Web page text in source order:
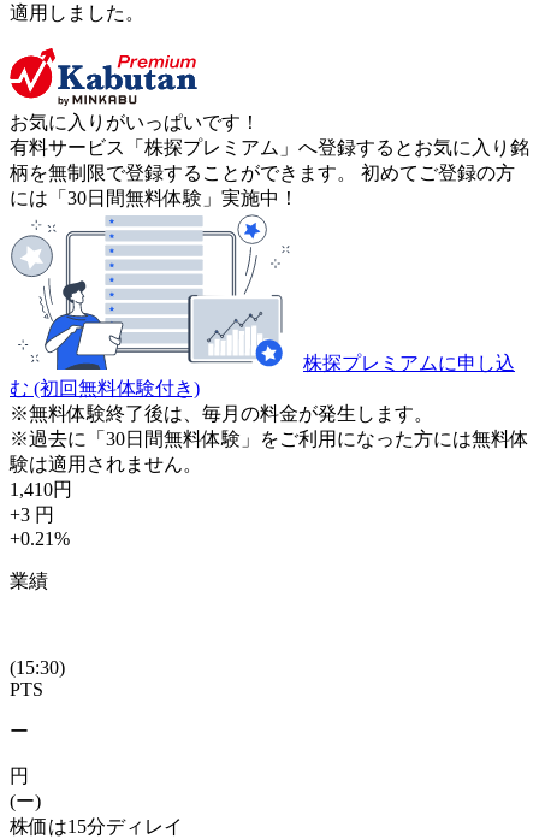
適用しました。
お気に入りがいっぱいです！
有料サービス「株探プレミアム」へ登録するとお気に入り銘
柄を無制限で登録することができます。 初めてご登録の方
には「30日間無料体験」実施中！
株探プレミアムに申し込
む (初回無料体験付き)
※無料体験終了後は、毎月の料金が発生します。
※過去に「30日間無料体験」をご利用になった方には無料体
験は適用されません。
1,410円
+3 円
+0.21%
業績
(15:30)
PTS
ー
円
(ー)
株価は15分ディレイ